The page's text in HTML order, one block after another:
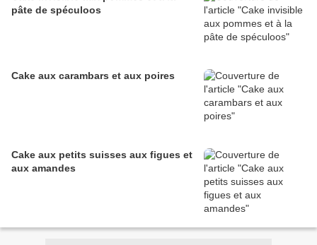
pâte de spéculoos
Cake aux carambars et aux poires
Cake aux petits suisses aux figues et
aux amandes